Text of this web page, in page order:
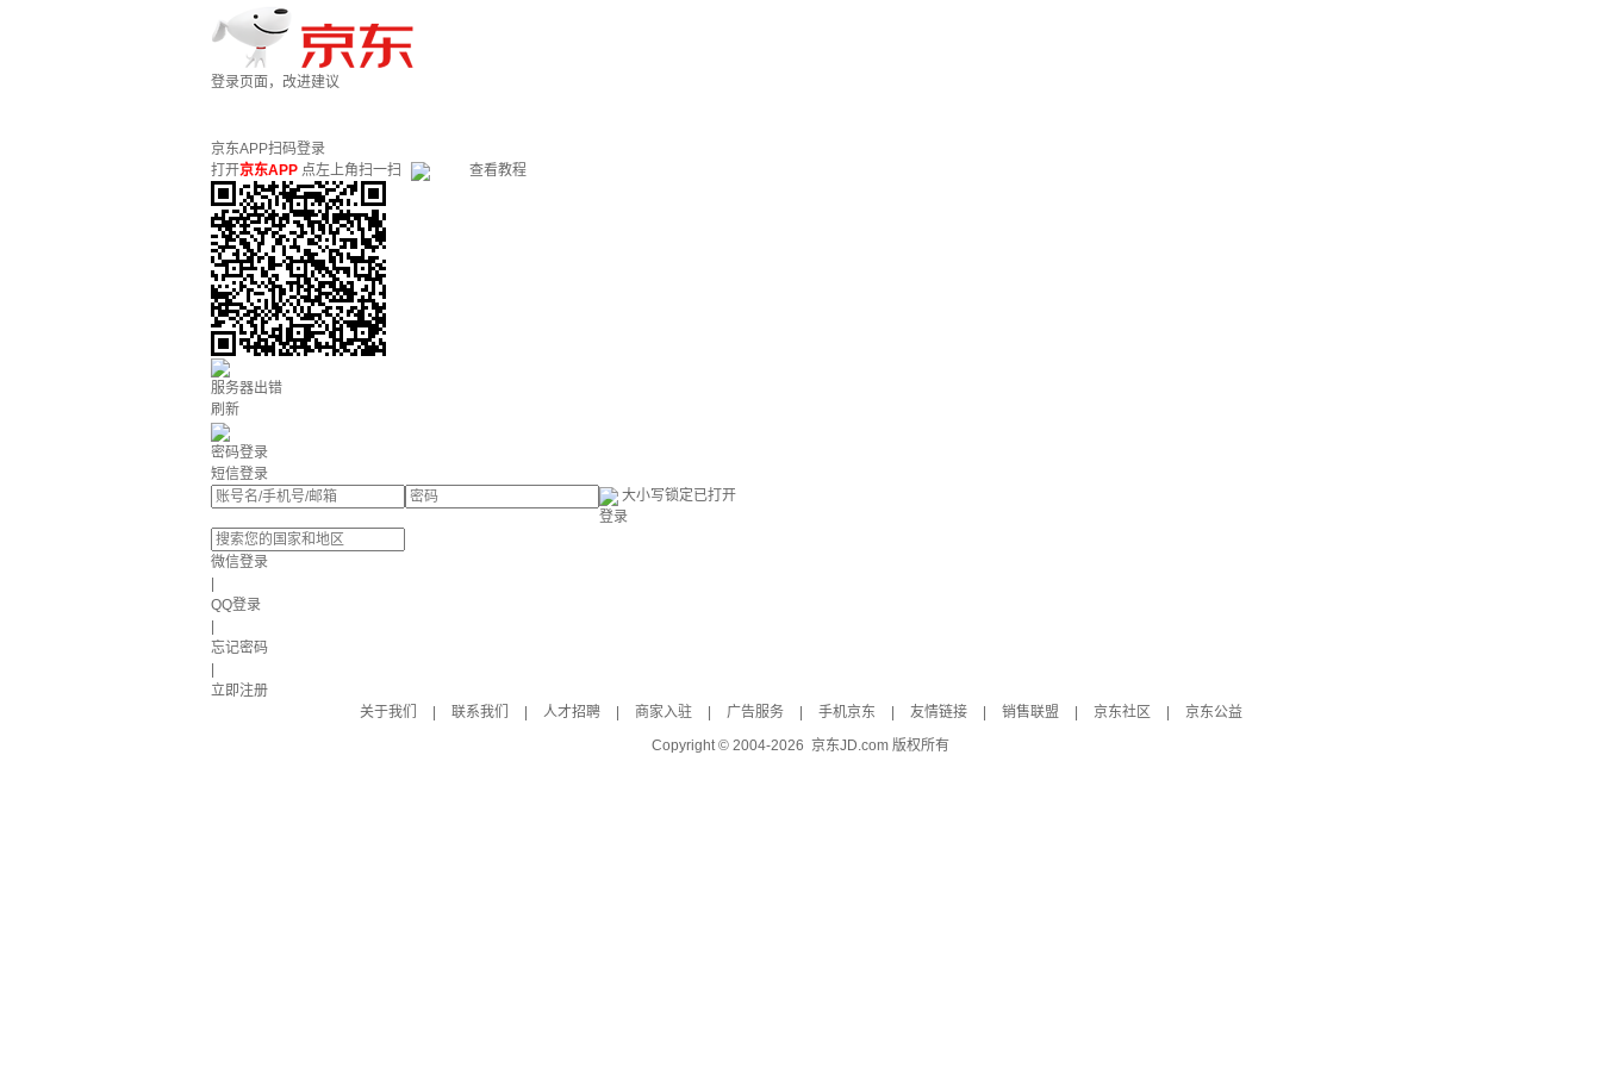
登录页面，改进建议
京东APP扫码登录
打开京东APP 点左上角扫一扫 查看教程
服务器出错
刷新
密码登录
短信登录
大小写锁定已打开
登录
微信登录
QQ登录
忘记密码
立即注册
关于我们
联系我们 人才招聘 商家入驻 广告服务 手机京东 友情链接 销售联盟 京东社区
京东公益
Copyright © 2004-2026 京东JD.com 版权所有